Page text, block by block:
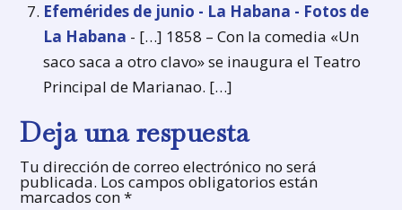
Efemérides de junio - La Habana - Fotos de
La Habana - […] 1858 – Con la comedia «Un
saco saca a otro clavo» se inaugura el Teatro
Principal de Marianao. […]
Deja una respuesta
Tu dirección de correo electrónico no será
publicada. Los campos obligatorios están
marcados con*